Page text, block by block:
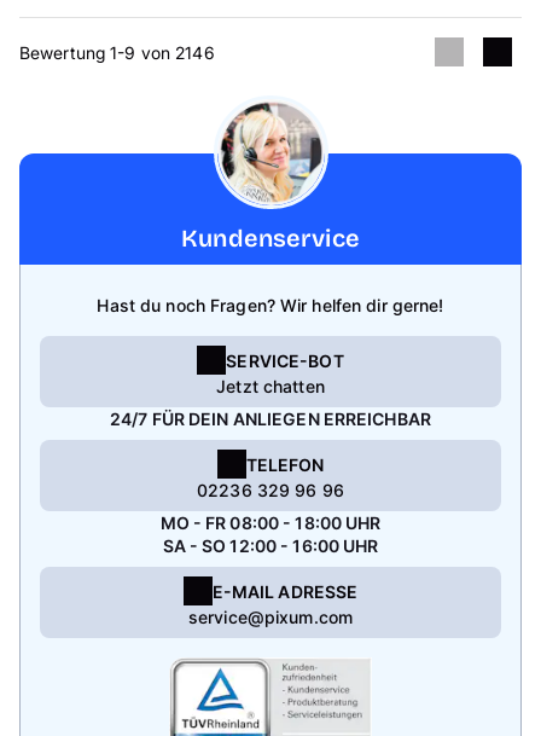
Bewertung 1-9 von 2146
Kundenservice
Hast du noch Fragen? Wir helfen dir gerne!
SERVICE-BOT
Jetzt chatten
24/7 FÜR DEIN ANLIEGEN ERREICHBAR
TELEFON
02236 329 96 96
MO - FR 08:00 - 18:00 UHR
SA - SO 12:00 - 16:00 UHR
E-MAIL ADRESSE
service@pixum.com